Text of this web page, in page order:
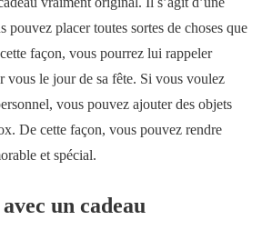
pouvez placer toutes sortes de choses que
façon, vous pourrez lui rappeler
vous le jour de sa fête. Si vous voulez
vous pouvez ajouter des objets
De cette façon, vous pouvez rendre
et spécial.
un cadeau